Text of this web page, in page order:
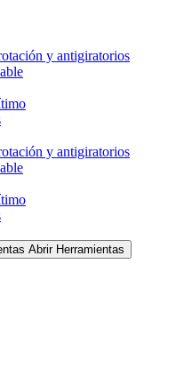
y antigiratorios
y antigiratorios
Abrir Herramientas